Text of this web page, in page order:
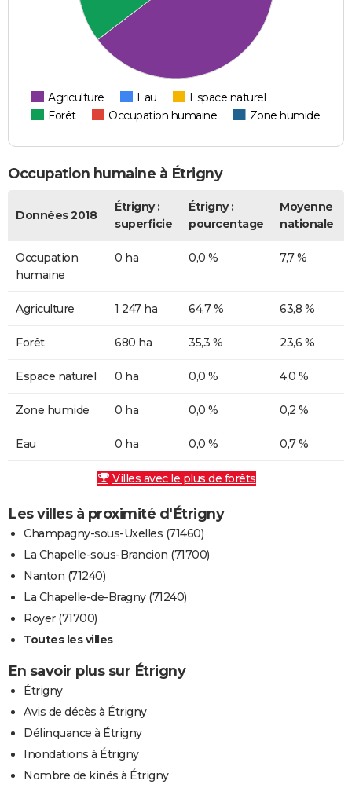
Agriculture Eau
Espace naturel
Forêt
Occupation humaine Zone humide
Occupation humaine à Étrigny
Données 2018
Étrigny :
superficie
Étrigny :
pourcentage
Moyenne
nationale
Occupation
humaine
0 ha 0,0 % 7,7 %
Agriculture 1 247 ha 64,7 % 63,8 %
Forêt 680 ha 35,3 % 23,6 %
Espace naturel 0 ha 0,0 % 4,0 %
Zone humide 0 ha 0,0 % 0,2 %
Eau 0 ha 0,0 % 0,7 %
Villes avec le plus de forêts
Les villes à proximité d'Étrigny
Champagny-sous-Uxelles (71460)
La Chapelle-sous-Brancion (71700)
Nanton (71240)
La Chapelle-de-Bragny (71240)
Royer (71700)
Toutes les villes
En savoir plus sur Étrigny
Étrigny
Avis de décès à Étrigny
Délinquance à Étrigny
Inondations à Étrigny
Nombre de kinés à Étrigny